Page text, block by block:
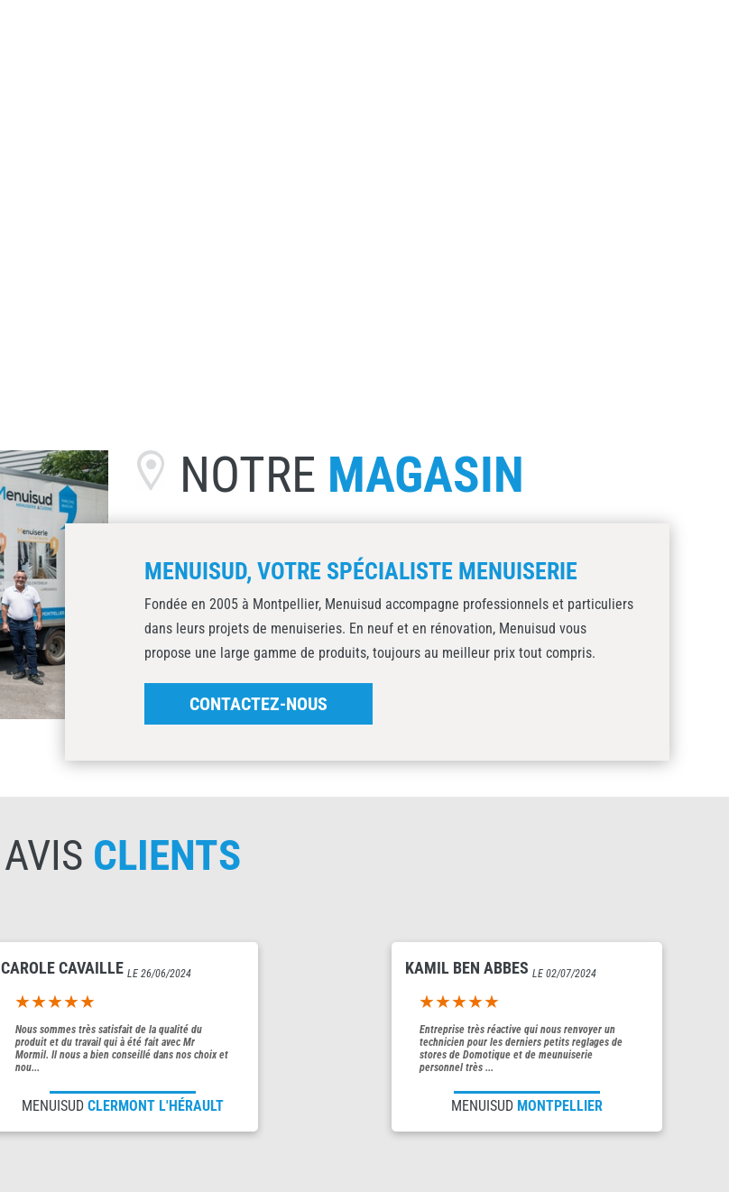
NOTRE MAGASIN
MENUISUD, VOTRE SPÉCIALISTE MENUISERIE
Fondée en 2005 à Montpellier, Menuisud accompagne professionnels et particuliers
dans leurs projets de menuiseries. En neuf et en rénovation, Menuisud vous
propose une large gamme de produits, toujours au meilleur prix tout compris.
CONTACTEZ-NOUS
AVIS CLIENTS
CAROLE CAVAILLE LE 26/06/2024
5out of 5
Nous sommes très satisfait de la qualité du
produit et du travail qui à été fait avec Mr
Mormil. Il nous a bien conseillé dans nos choix et
nou...
MENUISUD CLERMONT L'HÉRAULT
KAMIL BEN ABBES LE 02/07/2024
5out of 5
Entreprise très réactive qui nous renvoyer un
technicien pour les derniers petits reglages de
stores de Domotique et de meunuiserie
personnel très ...
MENUISUD MONTPELLIER